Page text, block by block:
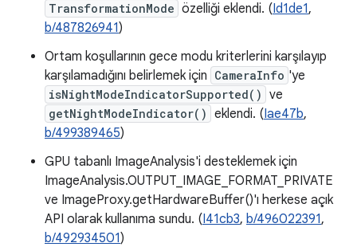
TransformationMode özelliği eklendi. (Id1de1,
b/487826941)
Ortam koşullarının gece modu kriterlerini karşılayıp
karşılamadığını belirlemek için CameraInfo 'ye
isNightModeIndicatorSupported() ve
getNightModeIndicator() eklendi. (Iae47b,
b/499389465)
GPU tabanlı ImageAnalysis'i desteklemek için
ImageAnalysis.OUTPUT_IMAGE_FORMAT_PRIVATE
ve ImageProxy.getHardwareBuffer()'ı herkese açık
API olarak kullanıma sundu. (I41cb3, b/496022391,
b/492934501)